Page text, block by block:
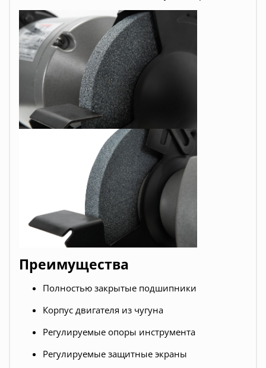
Преимущества
Полностью закрытые подшипники
Корпус двигателя из чугуна
Регулируемые опоры инструмента
Регулируемые защитные экраны